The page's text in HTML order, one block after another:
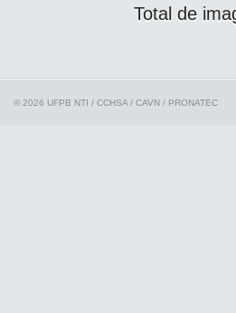
Total de
© 2026 UFPB NTI / CCHSA / CAVN / PRONATEC